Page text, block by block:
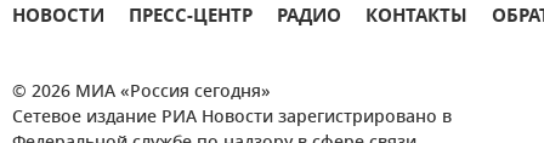
НОВОСТИ ПРЕСС-ЦЕНТР РАДИО КОНТАКТЫ
© 2026 МИА «Россия сегодня»
Сетевое издание РИА Новости зарегистрировано в